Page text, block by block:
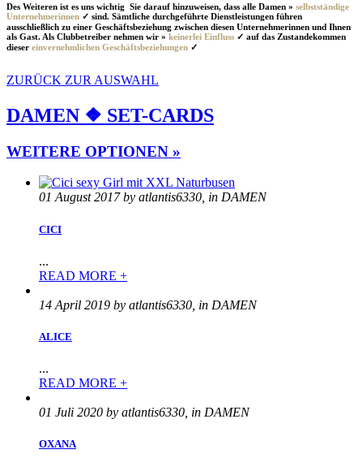
Des Weiteren ist es uns wichtig Sie darauf hinzuweisen, dass alle Damen » selbstständige
Unternehmerinnen ✓ sind. Sämtliche durchgeführte Dienstleistungen führen
ausschließlich zu einer Geschäftsbeziehung zwischen diesen Unternehmerinnen und Ihnen
als Gast. Als Clubbetreiber nehmen wir » keinerlei Einfluss ✓ auf das Zustandekommen
dieser einvernehmlichen Geschäftsbeziehungen ✓
ZURÜCK ZUR AUSWAHL
DAMEN ❖ SET-CARDS
WEITERE OPTIONEN »
01 August 2017 by atlantis6330, in DAMEN
CICI
...
READ MORE +
14 April 2019 by atlantis6330, in DAMEN
ALICE
...
READ MORE +
01 Juli 2020 by atlantis6330, in DAMEN
OXANA